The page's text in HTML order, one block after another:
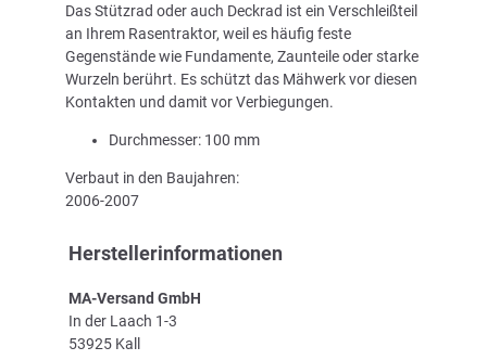
Das Stützrad oder auch Deckrad ist ein Verschleißteil
an Ihrem Rasentraktor, weil es häufig feste
Gegenstände wie Fundamente, Zaunteile oder starke
Wurzeln berührt. Es schützt das Mähwerk vor diesen
Kontakten und damit vor Verbiegungen.
Durchmesser: 100 mm
Verbaut in den Baujahren:
2006-2007
Herstellerinformationen
MA-Versand GmbH
In der Laach 1-3
53925 Kall